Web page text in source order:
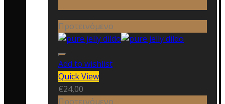
Προτεινόμενο
Add to wishlist
Quick View
€24,00
Προτεινόμενο